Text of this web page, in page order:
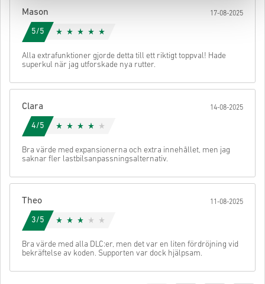
Mason 17-08-2025
5/5
Alla extrafunktioner gjorde detta till ett riktigt toppval! Hade
superkul när jag utforskade nya rutter.
Clara 14-08-2025
4/5
Bra värde med expansionerna och extra innehållet, men jag
saknar fler lastbilsanpassningsalternativ.
Theo 11-08-2025
3/5
Bra värde med alla DLC:er, men det var en liten fördröjning vid
bekräftelse av koden. Supporten var dock hjälpsam.